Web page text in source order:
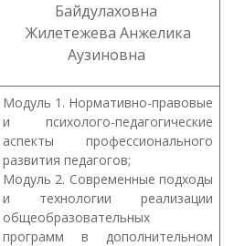
Байдулаховна
Жилетежева Анжелика
Аузиновна
Модуль 1. Нормативно-правовые
и психолого-педагогические
аспекты профессионального
развития педагогов;
Модуль 2. Современные подходы
и технологии реализации
общеобразовательных
программ в дополнительном